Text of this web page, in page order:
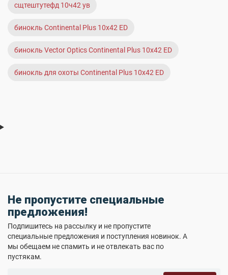
сщтештутефд 10ч42 ув
бинокль Continental Plus 10x42 ED
бинокль Vector Optics Continental Plus 10x42 ED
бинокль для охоты Continental Plus 10x42 ED
Не пропустите специальные
предложения!
Подпишитесь на рассылку и не пропустите
специальные предложения и поступления новинок. А
мы обещаем не спамить и не отвлекать вас по
пустякам.